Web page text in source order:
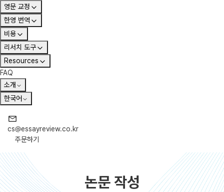
영문 교정
한영 번역
비용
리서치 도구
Resources
FAQ
소개
한국어
cs@essayreview.co.kr
주문하기
논문 작성